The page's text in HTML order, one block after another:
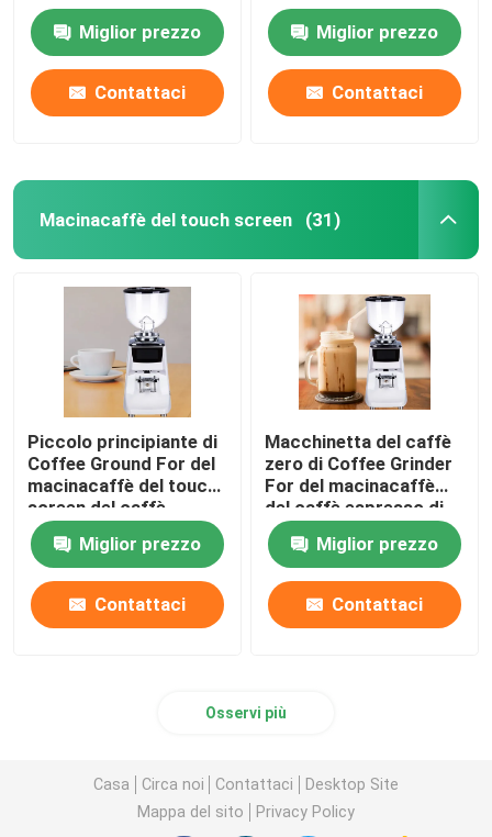
Miglior prezzo
Contattaci
caffè espresso
dell'OEMMiglior prezzo
Contattaci
Macinacaffè del touch screen (31)
Piccolo principiante di
Coffee Ground For del
macinacaffè del touch
screen del caffè
espresso del livello di
entrataMiglior prezzo
Contattaci
Macchinetta del caffè
zero di Coffee Grinder
For del macinacaffè
del caffè espresso di
conservazione
Miglior prezzo
Contattaci
Osservi più
Casa Circa noi Contattaci
Desktop Site
Mappa del sito
Privacy Policy